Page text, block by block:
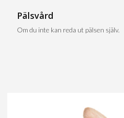
Pälsvård
Om du inte kan reda ut pälsen själv.